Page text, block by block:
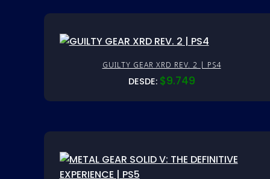
GUILTY GEAR XRD REV. 2 | PS4
DESDE: $9.749